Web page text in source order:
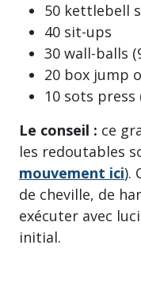
50 kettlebell
40 sit-ups
30 wall-balls
20 box jump
10 sots press
Le conseil : ce
les redoutables
mouvement ici).
de cheville, de
exécuter avec
initial.